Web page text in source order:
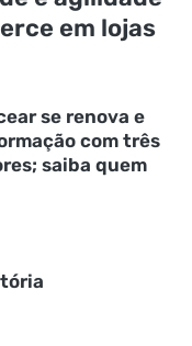
em lojas
se renova e
com três
saiba quem